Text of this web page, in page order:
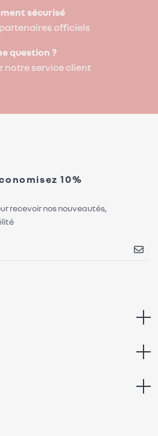
sécurisé
officiels
question ?
notre service client
10%
recevoir nos nouveautés,